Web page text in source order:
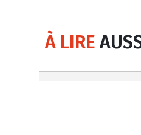
À LIRE